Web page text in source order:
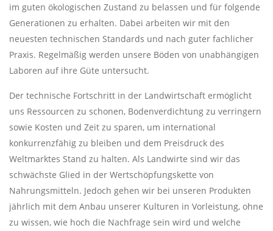
im guten ökologischen Zustand zu belassen und für folgende
Generationen zu erhalten. Dabei arbeiten wir mit den
neuesten technischen Standards und nach guter fachlicher
Praxis. Regelmäßig werden unsere Böden von unabhängigen
Laboren auf ihre Güte untersucht.
Der technische Fortschritt in der Landwirtschaft ermöglicht
uns Ressourcen zu schonen, Bodenverdichtung zu verringern
sowie Kosten und Zeit zu sparen, um international
konkurrenzfähig zu bleiben und dem Preisdruck des
Weltmarktes Stand zu halten. Als Landwirte sind wir das
schwächste Glied in der Wertschöpfungskette von
Nahrungsmitteln. Jedoch gehen wir bei unseren Produkten
jährlich mit dem Anbau unserer Kulturen in Vorleistung, ohne
zu wissen, wie hoch die Nachfrage sein wird und welche